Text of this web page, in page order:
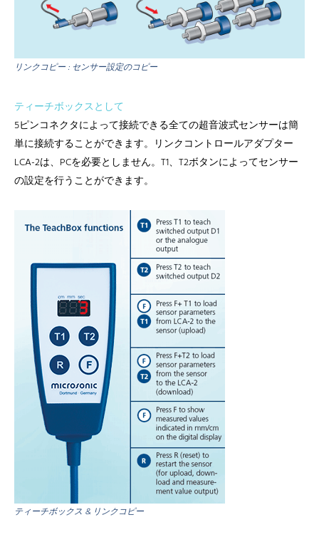
リンクコピー : センサー設定のコピー
ティーチボックスとして
5ピンコネクタによって接続できる全ての超音波式センサーは簡
単に接続することができます。リンクコントロールアダプター
LCA-2は、PCを必要としません。T1、T2ボタンによってセンサー
の設定を行うことができます。
ティーチボックス & リンクコピー